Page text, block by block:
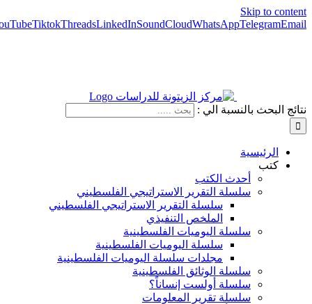
Skip to content
TiktokThreadsLinkedInSoundCloudWhatsAppTelegramEmail
نتائج البحث بالنسبة الي :
الرئيسية
كتب
أحدث الكتب
سلسلة التقرير الاستراتيجي الفلسطيني
سلسلة التقرير الاستراتيجي الفلسطيني
الملخص التنفيذي
سلسلة اليوميات الفلسطينية
سلسلة اليوميات الفلسطينية
مجلدات سلسلة اليوميات الفلسطينية
سلسلة الوثائق الفلسطينية
سلسلة أولست إنساناً؟
سلسلة تقرير المعلومات